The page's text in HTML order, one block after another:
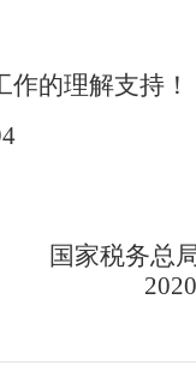
的理解支持！
国家税务总
2020